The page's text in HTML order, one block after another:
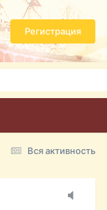
Регистрация
Вся активность
договора с
7 Mar 3:21
7 Mar 3:24
7 Mar 3:28
15 Mar 16:47